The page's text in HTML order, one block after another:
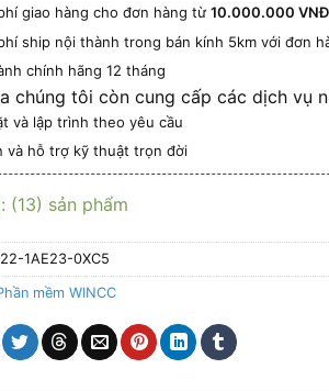
giao hàng cho đơn hàng từ10.000.000 VNĐ
ship nội thành trong bán kính 5km với đơn
chính hãng 12 tháng
chúng tôi còn cung cấp các dịch vụ
và lập trình theo yêu cầu
và hỗ trợ kỹ thuật trọn đời
(13) sản phẩm
1AE23-0XC5
mềm WINCC